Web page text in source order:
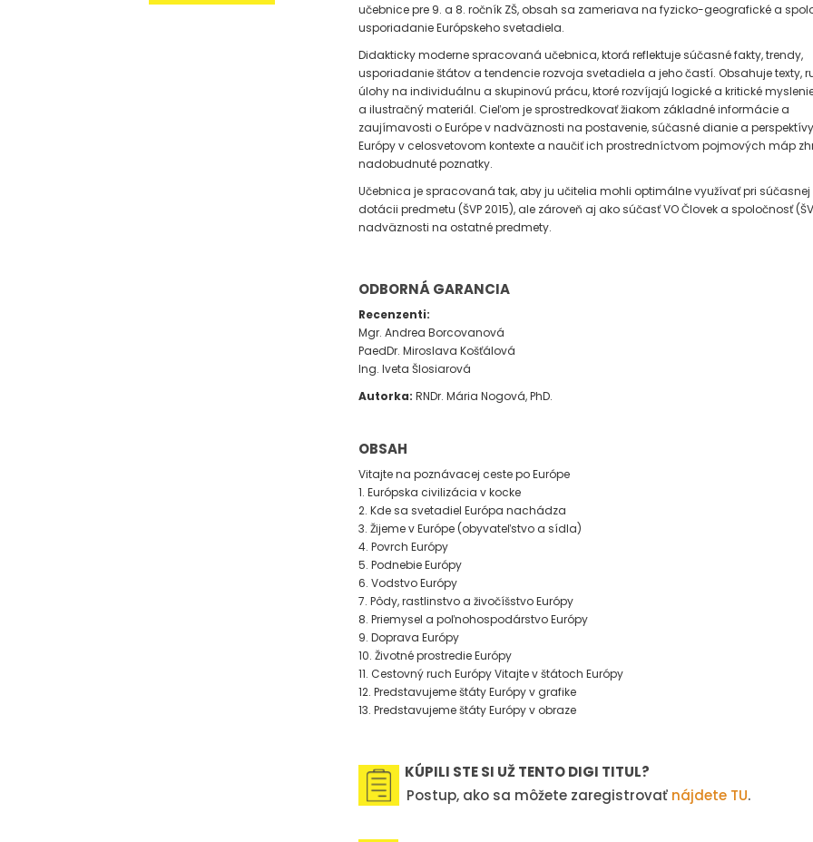
učebnice pre 9. a 8. ročník ZŠ, obsah sa zameriava na fyzicko-geografické a
usporiadanie Európskeho svetadiela.
Didakticky moderne spracovaná učebnica, ktorá reflektuje súčasné fakty, trendy,
usporiadanie štátov a tendencie rozvoja svetadiela a jeho častí. Obsahuje texty,
úlohy na individuálnu a skupinovú prácu, ktoré rozvíjajú logické a kritické
a ilustračný materiál. Cieľom je sprostredkovať žiakom základné informácie a
zaujímavosti o Európe v nadväznosti na postavenie, súčasné dianie a
Európy v celosvetovom kontexte a naučiť ich prostredníctvom pojmových máp
nadobudnuté poznatky.
Učebnica je spracovaná tak, aby ju učitelia mohli optimálne využívať pri
dotácii predmetu (ŠVP 2015), ale zároveň aj ako súčasť VO Človek a spoločnosť
nadväznosti na ostatné predmety.
ODBORNÁ GARANCIA
Recenzenti:
Mgr. Andrea Borcovanová
PaedDr. Miroslava Košťálová
Ing. Iveta Šlosiarová
Autorka: RNDr. Mária Nogová, PhD.
OBSAH
Vitajte na poznávacej ceste po Európe
1. Európska civilizácia v kocke
2. Kde sa svetadiel Európa nachádza
3. Žijeme v Európe (obyvateľstvo a sídla)
4. Povrch Európy
5. Podnebie Európy
6. Vodstvo Európy
7. Pôdy, rastlinstvo a živočíšstvo Európy
8. Priemysel a poľnohospodárstvo Európy
9. Doprava Európy
10. Životné prostredie Európy
11. Cestovný ruch Európy Vitajte v štátoch Európy
12. Predstavujeme štáty Európy v grafike
13. Predstavujeme štáty Európy v obraze
KÚPILI STE SI UŽ TENTO DIGI TITUL?
Postup, ako sa môžete zaregistrovať nájdete TU.